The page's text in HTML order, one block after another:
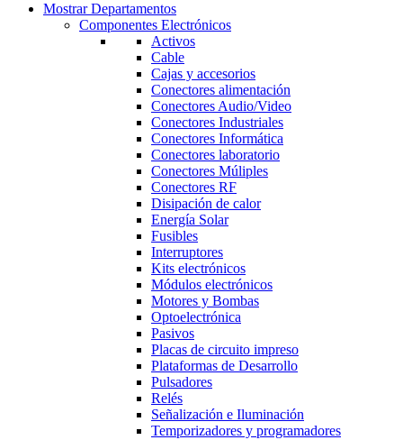
Mostrar Departamentos
Componentes Electrónicos
Activos
Cable
Cajas y accesorios
Conectores alimentación
Conectores Audio/Video
Conectores Industriales
Conectores Informática
Conectores laboratorio
Conectores Múliples
Conectores RF
Disipación de calor
Energía Solar
Fusibles
Interruptores
Kits electrónicos
Módulos electrónicos
Motores y Bombas
Optoelectrónica
Pasivos
Placas de circuito impreso
Plataformas de Desarrollo
Pulsadores
Relés
Señalización e Iluminación
Temporizadores y programadores